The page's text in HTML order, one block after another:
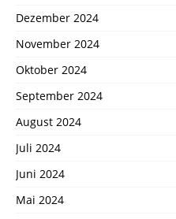
Dezember 2024
November 2024
Oktober 2024
September 2024
August 2024
Juli 2024
Juni 2024
Mai 2024